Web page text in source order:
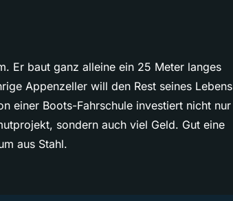
Er baut ganz alleine ein 25 Meter langes
Appenzeller will den Rest seines Lebens
einer Boots-Fahrschule investiert nicht nur
sondern auch viel Geld. Gut eine
aus Stahl.